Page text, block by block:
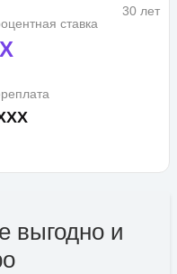
30 лет
ставка
выгодно и